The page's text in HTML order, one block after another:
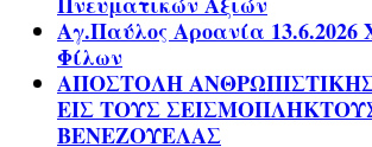
Αγ.Παύλος Αροανία 13.6.2026
Φίλων
ΑΠΟΣΤΟΛΗ
ΕΙΣ ΤΟΥΣ
ΒΕΝΕΖΟΥΕΛΑΣ